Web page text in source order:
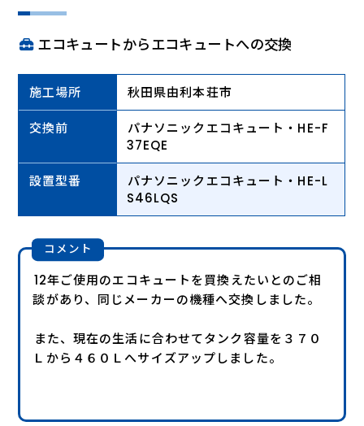
エコキュートからエコキュートへの交換
施工場所 秋田県由利本荘市
交換前
パナソニックエコキュート・HE-F
37EQE
設置型番
パナソニックエコキュート・HE-L
S46LQS
コメント
12年ご使用のエコキュートを買換えたいとのご相
談があり、同じメーカーの機種へ交換しました。
また、現在の生活に合わせてタンク容量を３７０
Ｌから４６０Ｌへサイズアップしました。